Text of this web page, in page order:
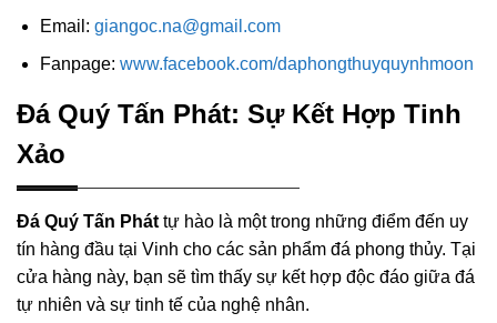
Email: giangoc.na@gmail.com
Fanpage: www.facebook.com/daphongthuyquynhmoon
Đá Quý Tấn Phát: Sự Kết Hợp Tinh
Xảo
Đá Quý Tấn Phát tự hào là một trong những điểm đến uy
tín hàng đầu tại Vinh cho các sản phẩm đá phong thủy. Tại
cửa hàng này, bạn sẽ tìm thấy sự kết hợp độc đáo giữa đá
tự nhiên và sự tinh tế của nghệ nhân.